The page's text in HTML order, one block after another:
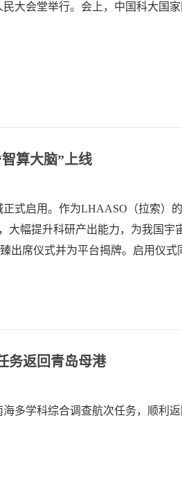
大会堂举行。会上，中国科大国
算大脑”上线
式启用。作为LHAASO（拉索）
幅提升科研产出能力，为我国宇
出席仪式并为平台揭牌。启用仪式
务返回青岛母港
多学科综合调查航次任务，顺利